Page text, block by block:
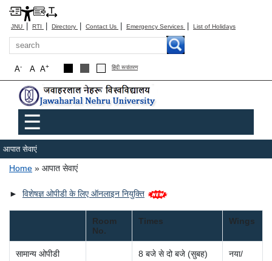
JNU | RTI | Directory | Contact Us | Emergency Services | List of Holidays
Search
A+
A
A- हिंदी रूपांतरण
Main menu
☰
आपात सेवाएं
Breadcrumb
Home आपात सेवाएं
► विशेषज्ञ ओपीडी के लिए ऑनलाइन नियुक्ति
Room
No.
Times Wings
सामान्य ओपीडी
8 बजे से दो बजे (सुबह)
नया/